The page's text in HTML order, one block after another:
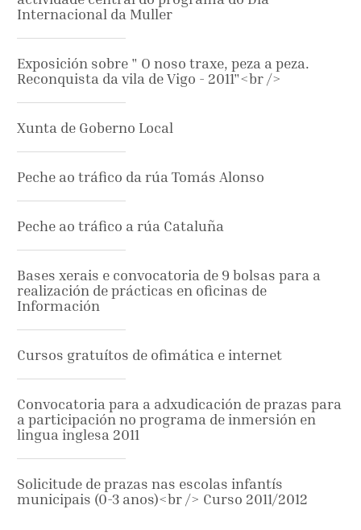
Internacional da Muller
Exposición sobre " O noso traxe, peza a peza.
Reconquista da vila de Vigo - 2011"<br />
Xunta de Goberno Local
Peche ao tráfico da rúa Tomás Alonso
Peche ao tráfico a rúa Cataluña
Bases xerais e convocatoria de 9 bolsas para a
realización de prácticas en oficinas de
Información
Cursos gratuítos de ofimática e internet
Convocatoria para a adxudicación de prazas para
a participación no programa de inmersión en
lingua inglesa 2011
Solicitude de prazas nas escolas infantís
municipais (0-3 anos)<br /> Curso 2011/2012